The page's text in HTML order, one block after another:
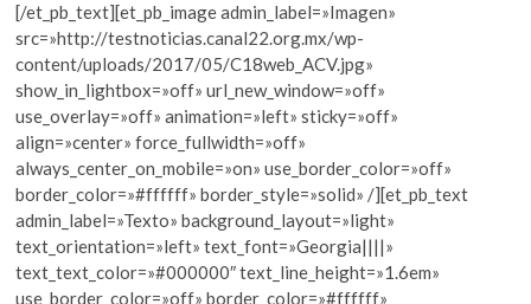
[/et_pb_text][et_pb_image admin_label=»Imagen»
src=»http://testnoticias.canal22.org.mx/wp-
content/uploads/2017/05/C18web_ACV.jpg»
show_in_lightbox=»off» url_new_window=»off»
use_overlay=»off» animation=»left» sticky=»off»
align=»center» force_fullwidth=»off»
always_center_on_mobile=»on» use_border_color=»off»
border_color=»#ffffff» border_style=»solid» /][et_pb_text
admin_label=»Texto» background_layout=»light»
text_orientation=»left» text_font=»Georgia||||»
text_text_color=»#000000″ text_line_height=»1.6em»
use_border_color=»off» border_color=»#ffffff»